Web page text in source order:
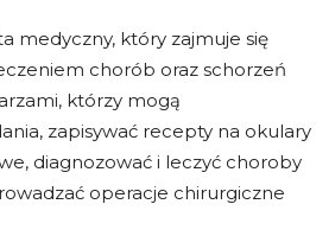
medyczny, który zajmuje się
chorób oraz schorzeń
którzy mogą
zapisywać recepty na okulary
diagnozować i leczyć choroby
operacje chirurgiczne